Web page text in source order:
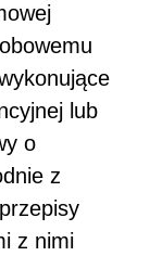
lub
o
z
z nimi